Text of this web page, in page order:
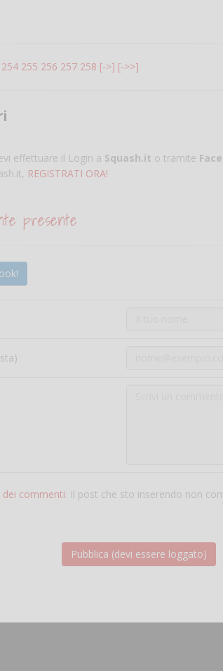
254 255 256 257 258 [->] [->>]
effettuare il Login a Squash.it o tramite
REGISTRATI ORA!
presente
dei commenti. Il post che sto inserendo non